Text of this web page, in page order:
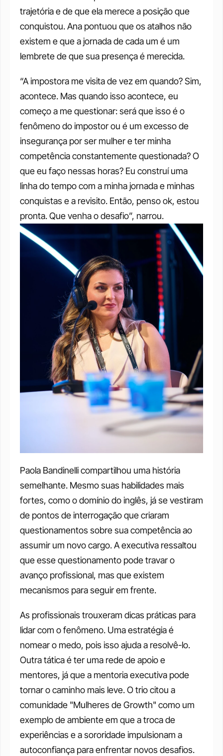
trajetória e de que ela merece a posição que
conquistou. Ana pontuou que os atalhos não
existem e que a jornada de cada um é um
lembrete de que sua presença é merecida.
“A impostora me visita de vez em quando? Sim,
acontece. Mas quando isso acontece, eu
começo a me questionar: será que isso é o
fenômeno do impostor ou é um excesso de
insegurança por ser mulher e ter minha
competência constantemente questionada? O
que eu faço nessas horas? Eu construí uma
linha do tempo com a minha jornada e minhas
conquistas e a revisito. Então, penso ok, estou
pronta. Que venha o desafio”, narrou.
Paola Bandinelli compartilhou uma história
semelhante. Mesmo suas habilidades mais
fortes, como o domínio do inglês, já se vestiram
de pontos de interrogação que criaram
questionamentos sobre sua competência ao
assumir um novo cargo. A executiva ressaltou
que esse questionamento pode travar o
avanço profissional, mas que existem
mecanismos para seguir em frente.
As profissionais trouxeram dicas práticas para
lidar com o fenômeno. Uma estratégia é
nomear o medo, pois isso ajuda a resolvê-lo.
Outra tática é ter uma rede de apoio e
mentores, já que a mentoria executiva pode
tornar o caminho mais leve. O trio citou a
comunidade "Mulheres de Growth" como um
exemplo de ambiente em que a troca de
experiências e a sororidade impulsionam a
autoconfiança para enfrentar novos desafios.